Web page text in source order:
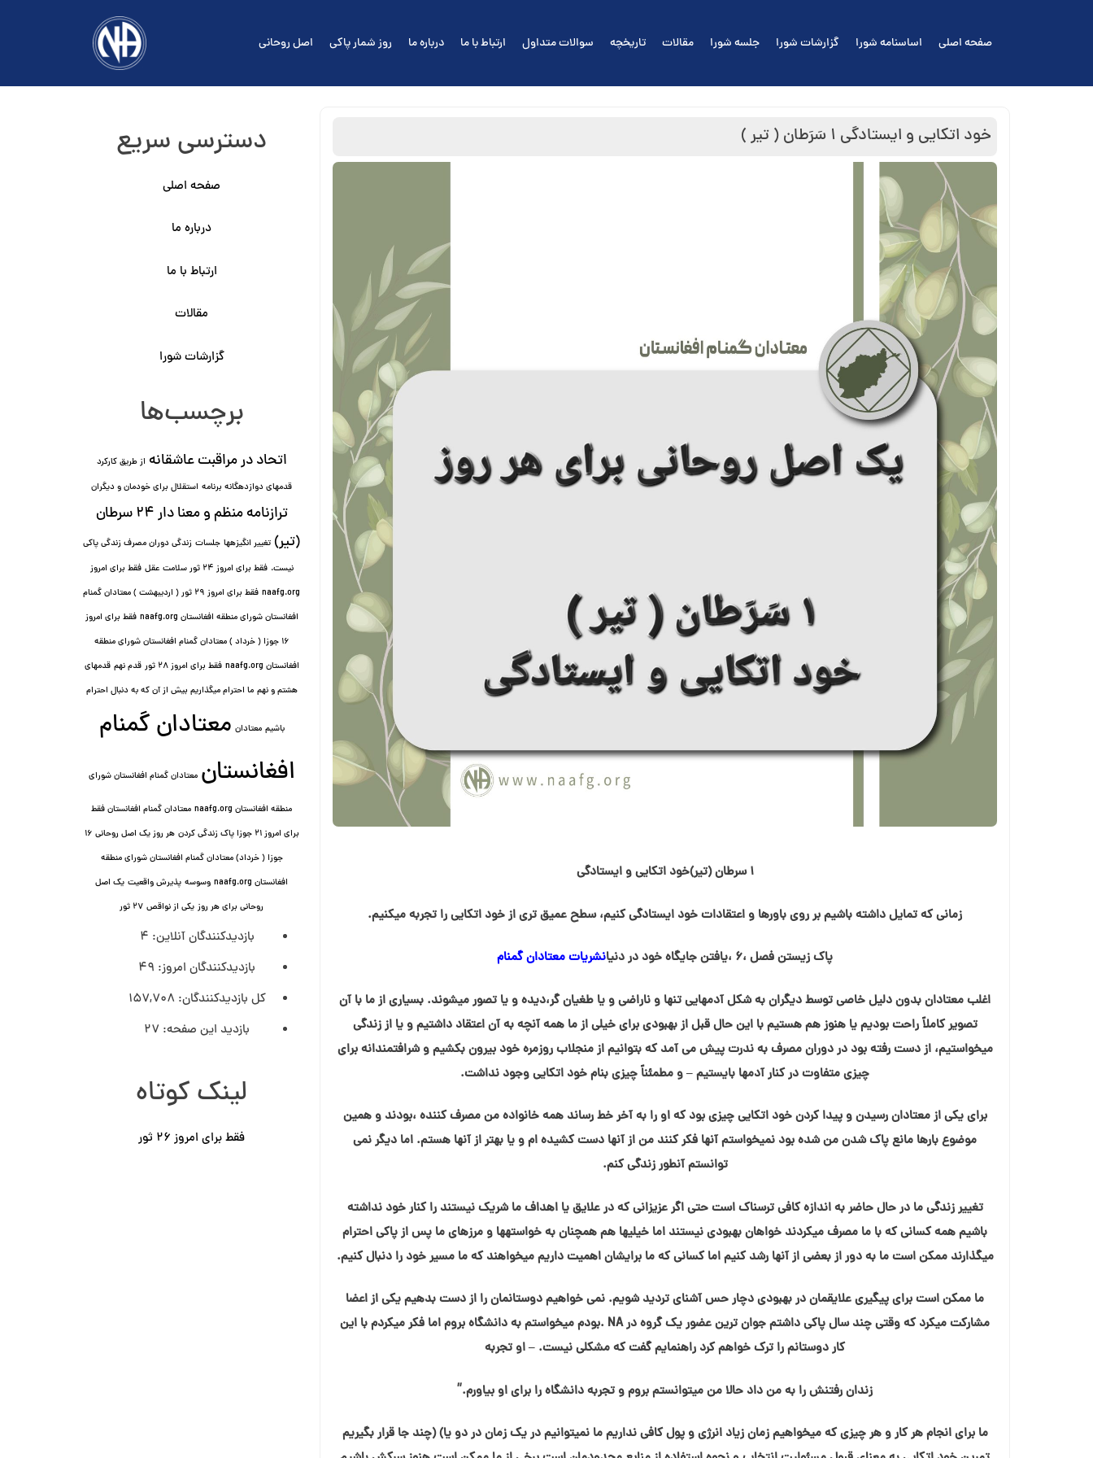
صفحه اصلی اساسنامه شورا گزارشات شورا جلسه شورا مقالات تاریخچه سوالات متداول ارتباط با ما درباره ما روز شمار پاکی اصل روحانی
خود اتکایی و ایستادگی ۱ سَرَطان ( تیر )
۱ سرطان (تير)خود اتکایی و ایستادگی
زمانی که تمایل داشته باشیم بر روی باورها و اعتقادات خود ایستادگی کنیم، سطح عمیق تری از خود اتکایی را تجربه میکنیم.
پاک زیستن فصل ،٦ ،یافتن جایگاه خود در دنیا نشریات معتادان گمنام
اغلب معتادان بدون دلیل خاصی توسط دیگران به شکل آدمهایی تنها و ناراضی و یا طغیان گر،دیده و یا تصور میشوند. بسیاری از ما با آن
تصویر کاملاً راحت بودیم یا هنوز هم هستیم با این حال قبل از بهبودی برای خیلی از ما همه آنچه به آن اعتقاد داشتیم و یا از زندگی
میخواستیم، از دست رفته بود در دوران مصرف به ندرت پیش می آمد که بتوانیم از منجلاب روزمره خود بیرون بکشیم و شرافتمندانه برای
چیزی متفاوت در کنار آدمها بايستيم – و مطمئناً چیزی بنام خود اتکایی وجود نداشت.
برای یکی از معتادان رسیدن و پیدا کردن خود اتکایی چیزی بود که او را به آخر خط رساند همه خانواده من مصرف کننده ،بودند و همین
موضوع بارها مانع پاک شدن من شده بود نمیخواستم آنها فکر کنند من از آنها دست کشیده ام و یا بهتر از آنها هستم. اما دیگر نمی
توانستم آنطور زندگی کنم.
تغییر زندگی ما در حال حاضر به اندازه کافی ترسناک است حتی اگر عزیزانی که در علایق یا اهداف ما شریک نیستند را کنار خود نداشته
باشیم همه کسانی که با ما مصرف میکردند خواهان بهبودی نیستند اما خیلیها هم همچنان به خواستهها و مرزهای ما پس از پاکی احترام
میگذارند ممکن است ما به دور از بعضی از آنها رشد کنیم اما کسانی که ما برایشان اهمیت داریم میخواهند که ما مسیر خود را دنبال کنیم.
ما ممکن است برای پیگیری علایقمان در بهبودی دچار حس آشنای تردید شویم. نمی خواهیم دوستانمان را از دست بدهیم یکی از اعضا
مشارکت میکرد که وقتی چند سال پاکی داشتم جوان ترین عضور یک گروه در NA .بودم میخواستم به دانشگاه بروم اما فکر میکردم با این
کار دوستانم را ترک خواهم کرد راهنمایم گفت که مشکلی نیست. – او تجربه
زندان رفتنش را به من داد حالا من میتوانستم بروم و تجربه دانشگاه را برای او بیاورم.”
ما برای انجام هر کار و هر چیزی که میخواهیم زمان زیاد انرژی و پول کافی نداریم ما نمیتوانیم در یک زمان در دو یا) (چند جا قرار بگیریم
دسترسی سریع
صفحه اصلی
درباره ما
ارتباط با ما
مقالات
گزارشات شورا
برچسب‌ها
اتحاد در مراقبت عاشقانه از طریق کارکرد
قدمهای دوازده⁯گانه برنامه استقلال برای خودمان و دیگران
ترازنامه منظم و معنا دار ٢۴ سرطان
(تیر) تغییر انگیزه⁯ها جلسات زندگی دوران مصرف زندگی پاکی
نیست. فقط برای امروز 24 ثور سلامت عقل
فقط برای امروز
naafg.org
فقط برای امروز ٢٩ ثور ( اردیبهشت ) معتادان گمنام
افغانستان شورای منطقه افغانستان naafg.org
فقط برای امروز
۱۶ جوزا ( خرداد ) معتادان گمنام افغانستان شورای منطقه
افغانستان naafg.org
فقط برای امروز ۲۸ ثور قدم نهم قدمهای
هشتم و نهم ما احترام میگذاریم بیش از آن که به دنبال احترام
باشیم معتادان معتادان گمنام
افغانستان معتادان گمنام افغانستان شورای
منطقه افغانستان naafg.org
معتادان گمنام افغانستان فقط
برای امروز ۲۱ جوزا پاک زندگی کردن
هر روز یک اصل روحانی ۱۶
جوزا ( خرداد) معتادان گمنام افغانستان شورای منطقه
افغانستان naafg.org
وسوسه پذيرش واقعیت یک اصل
روحانی برای هر روز یکی از نواقص ۲۷ ثور
بازدیدکنندگان آنلاین: 4
بازدیدکنندگان امروز: 49
کل بازدیدکنند‌گان: 157,708
بازدید این صفحه: 27
لینک کوتاه
فقط برای امروز ٢۶ ثور